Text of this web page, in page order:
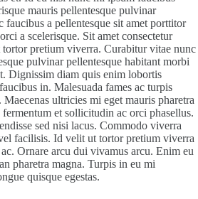
mauris pellentesque pulvinar
faucibus a pellentesque sit amet porttitor
a scelerisque. Sit amet consectetur
pretium viverra. Curabitur vitae nunc
pulvinar pellentesque habitant morbi
Dignissim diam quis enim lobortis
in. Malesuada fames ac turpis
Maecenas ultricies mi eget mauris pharetra
et sollicitudin ac orci phasellus.
sed nisi lacus. Commodo viverra
facilisis. Id velit ut tortor pretium viverra
Ornare arcu dui vivamus arcu. Enim eu
pharetra magna. Turpis in eu mi
quisque egestas.